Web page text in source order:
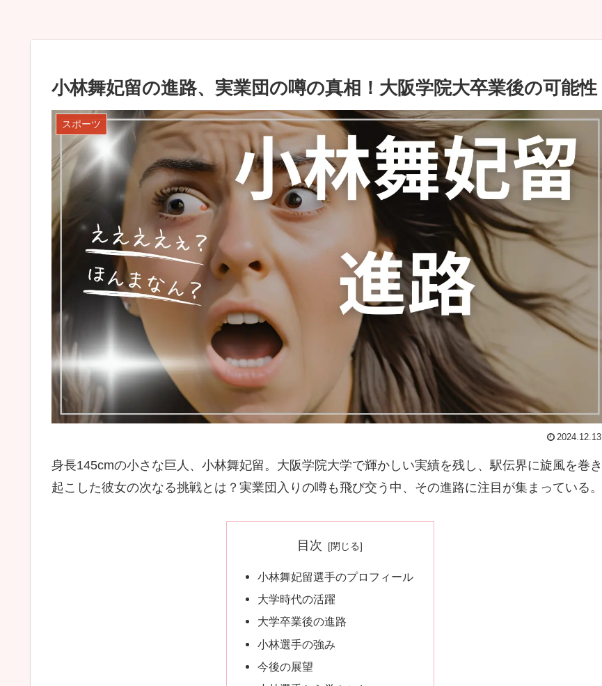
小林舞妃留の進路、実業団の噂の真相！大阪学院大卒業後の可能性
スポーツ
2024.12.13
身長145cmの小さな巨人、小林舞妃留。大阪学院大学で輝かしい実績を残し、駅伝界に旋風を巻き
起こした彼女の次なる挑戦とは？実業団入りの噂も飛び交う中、その進路に注目が集まっている。
目次
小林舞妃留選手のプロフィール
大学時代の活躍
大学卒業後の進路
小林選手の強み
今後の展望